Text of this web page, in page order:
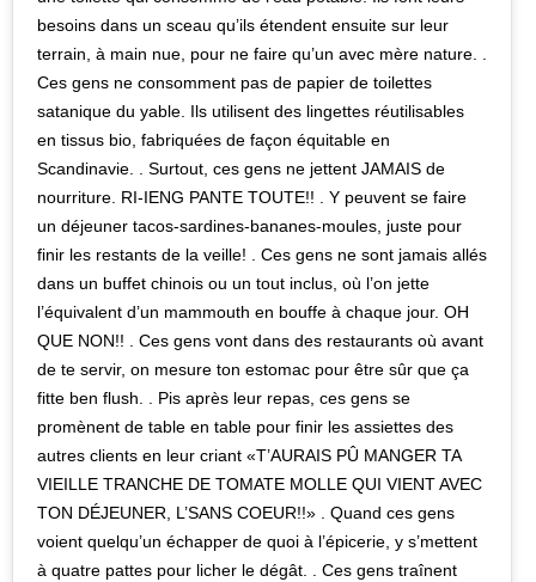
besoins dans un sceau qu’ils étendent ensuite sur leur
terrain, à main nue, pour ne faire qu’un avec mère nature. .
Ces gens ne consomment pas de papier de toilettes
satanique du yable. Ils utilisent des lingettes réutilisables
en tissus bio, fabriquées de façon équitable en
Scandinavie. . Surtout, ces gens ne jettent JAMAIS de
nourriture. RI-IENG PANTE TOUTE!! . Y peuvent se faire
un déjeuner tacos-sardines-bananes-moules, juste pour
finir les restants de la veille! . Ces gens ne sont jamais allés
dans un buffet chinois ou un tout inclus, où l’on jette
l’équivalent d’un mammouth en bouffe à chaque jour. OH
QUE NON!! . Ces gens vont dans des restaurants où avant
de te servir, on mesure ton estomac pour être sûr que ça
fitte ben flush. . Pis après leur repas, ces gens se
promènent de table en table pour finir les assiettes des
autres clients en leur criant «T’AURAIS PÛ MANGER TA
VIEILLE TRANCHE DE TOMATE MOLLE QUI VIENT AVEC
TON DÉJEUNER, L’SANS COEUR!!» . Quand ces gens
voient quelqu’un échapper de quoi à l’épicerie, y s’mettent
à quatre pattes pour licher le dégât. . Ces gens traînent